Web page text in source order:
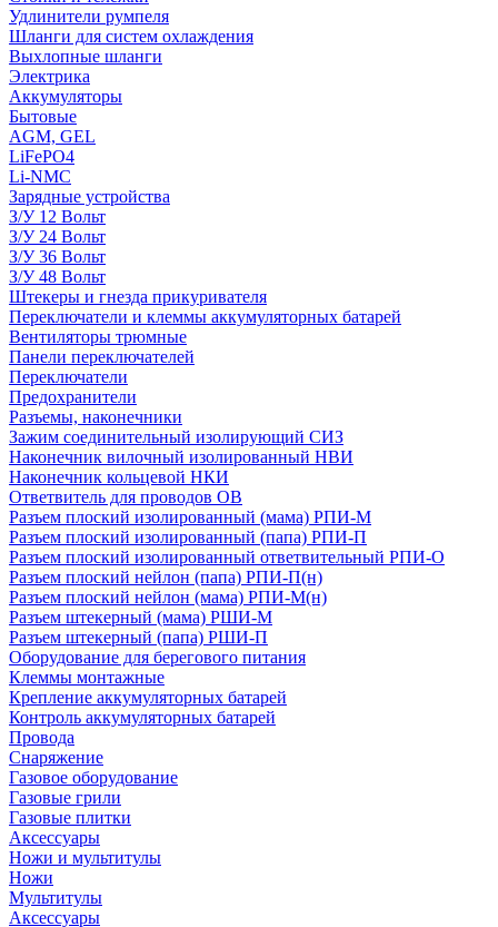
Удлинители румпеля
Шланги для систем охлаждения
Выхлопные шланги
Электрика
Аккумуляторы
Бытовые
AGM, GEL
LiFePO4
Li-NMC
Зарядные устройства
З/У 12 Вольт
З/У 24 Вольт
З/У 36 Вольт
З/У 48 Вольт
Штекеры и гнезда прикуривателя
Переключатели и клеммы аккумуляторных батарей
Вентиляторы трюмные
Панели переключателей
Переключатели
Предохранители
Разъемы, наконечники
Зажим соединительный изолирующий СИЗ
Наконечник вилочный изолированный НВИ
Наконечник кольцевой НКИ
Ответвитель для проводов ОВ
Разъем плоский изолированный (мама) РПИ-М
Разъем плоский изолированный (папа) РПИ-П
Разъем плоский изолированный ответвительный РПИ-О
Разъем плоский нейлон (папа) РПИ-П(н)
Разъем плоский нейлон (мама) РПИ-М(н)
Разъем штекерный (мама) РШИ-М
Разъем штекерный (папа) РШИ-П
Оборудование для берегового питания
Клеммы монтажные
Крепление аккумуляторных батарей
Контроль аккумуляторных батарей
Провода
Снаряжение
Газовое оборудование
Газовые грили
Газовые плитки
Аксессуары
Ножи и мультитулы
Ножи
Мультитулы
Аксессуары